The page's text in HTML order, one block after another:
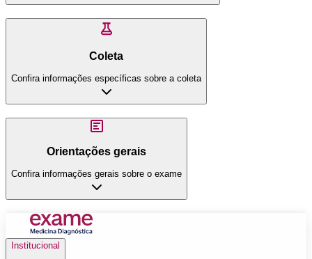
Coleta
Confira informações específicas sobre a coleta
Orientações gerais
Confira informações gerais sobre o exame
Institucional